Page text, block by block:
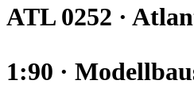
ATL 0252 ·
1:90 ·